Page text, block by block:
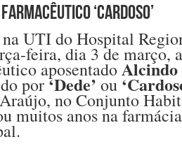
‘Cardoso’
UTI do Hospital
feira, dia 3 de março,
aposentadoAlcindo
por‘Dede’ou
no Conjunto
muitos anos na